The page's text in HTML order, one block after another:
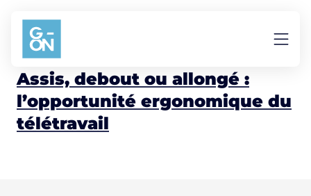
Aller au contenu
debout
Assis, debout ou allongé :
l’opportunité ergonomique du
télétravail